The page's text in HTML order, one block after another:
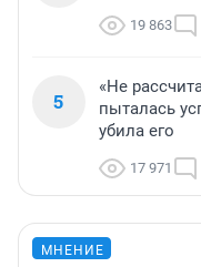
19 863
5
«Не
пыталась
убила его
17 971
МНЕНИЕ